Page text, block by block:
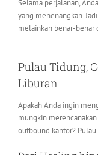
Selama perjalanan,
yang menenangkan.
melainkan benar-benar
Pulau Tidung,
Liburan
Apakah Anda ingin
mungkin
outbound kantor?